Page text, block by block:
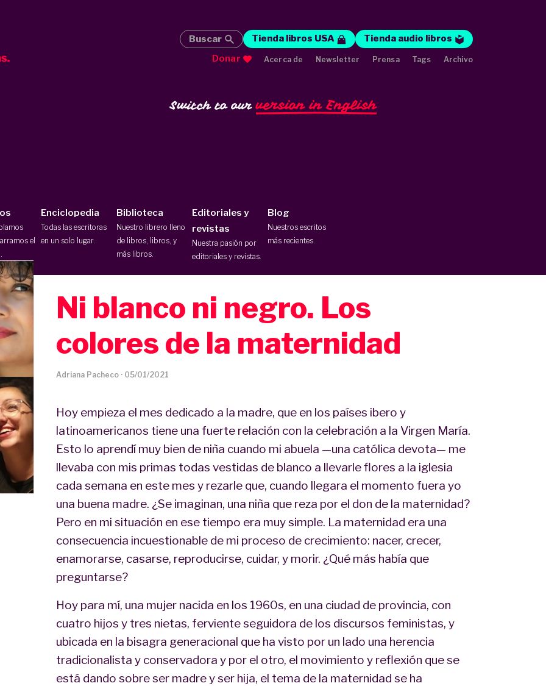
Switch to ourversion in English
el
Enciclopedia
Todas las escritoras
en un solo lugar.
Biblioteca
Nuestro librero lleno
de libros, libros, y
más libros.
Editoriales y
revistas
Nuestra pasión por
editoriales y revistas.
Blog
Nuestros escritos
más recientes.
Buscar Tienda libros USA
Tienda audio libros
Donar
Acerca de Newsletter Prensa Tags Archivo
Ni blanco ni negro. Los
colores de la maternidad
Adriana Pacheco· 05/01/2021
Hoy empieza el mes dedicado a la madre, que en los países ibero y
latinoamericanos tiene una fuerte relación con la celebración a la Virgen María.
Esto lo aprendí muy bien de niña cuando mi abuela —una católica devota— me
llevaba con mis primas todas vestidas de blanco a llevarle flores a la iglesia
cada semana en este mes y rezarle que, cuando llegara el momento fuera yo
una buena madre. ¿Se imaginan, una niña que reza por el don de la maternidad?
Pero en mi situación en ese tiempo era muy simple. La maternidad era una
consecuencia incuestionable de mi proceso de crecimiento: nacer, crecer,
enamorarse, casarse, reproducirse, cuidar, y morir. ¿Qué más había que
preguntarse?
Hoy para mí, una mujer nacida en los 1960s, en una ciudad de provincia, con
cuatro hijos y tres nietas, ferviente seguidora de los discursos feministas, y
ubicada en la bisagra generacional que ha visto por un lado una herencia
tradicionalista y conservadora y por el otro, el movimiento y reflexión que se
está dando sobre ser madre y ser hija, el tema de la maternidad se ha